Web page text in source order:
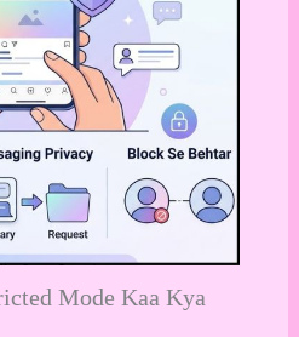
Mode Kaa Kya